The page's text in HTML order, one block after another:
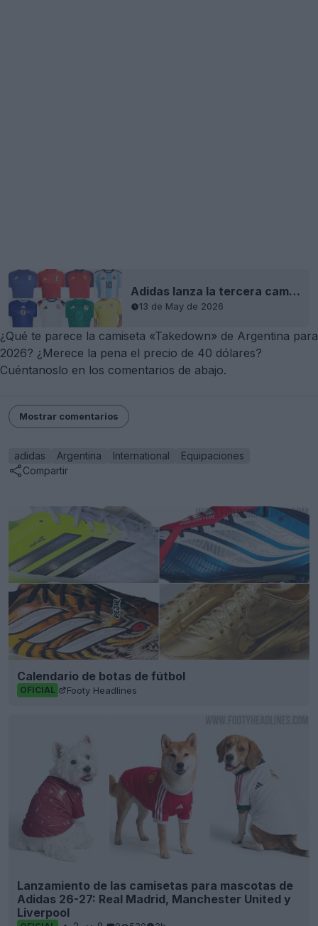
Adidas lanza la tercera camiseta de aficionado para el Mundial de 2026
13 de May de 2026
¿Qué te parece la camiseta «Takedown» de Argentina para
2026? ¿Merece la pena el precio de 40 dólares?
Cuéntanoslo en los comentarios de abajo.
Mostrar comentarios
adidas Argentina International
Equipaciones
Compartir
Calendario de botas de fútbol
OFICIAL Footy Headlines
Lanzamiento de las camisetas para mascotas de
Adidas 26-27: Real Madrid, Manchester United y
Liverpool